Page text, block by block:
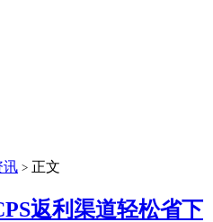
讯 > 正文
返利渠道轻松省下